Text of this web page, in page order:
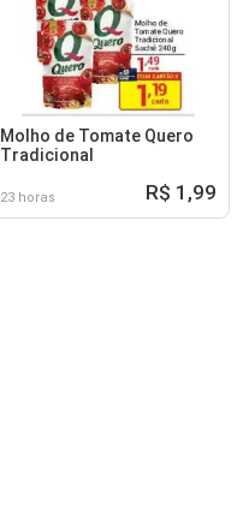
Molho de Tomate Quero
Tradicional
23 horas R$ 1,99